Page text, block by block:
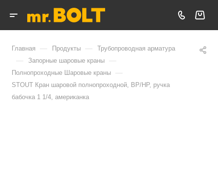
Главная — Продукты — Трубопроводная арматура
— Запорные шаровые краны —
Полнопроходные Шаровые краны —
STOUT Кран шаровой полнопроходной, ВР/НР, ручка
бабочка 1 1/4, американка